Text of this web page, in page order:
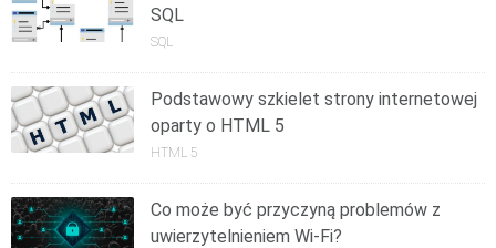
SQL
SQL
Podstawowy szkielet strony internetowej
oparty o HTML 5
HTML 5
Co może być przyczyną problemów z
uwierzytelnieniem Wi-Fi?